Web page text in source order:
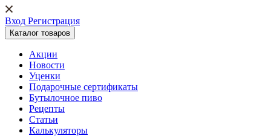
Вход Регистрация
Каталог товаров
Акции
Новости
Уценки
Подарочные сертификаты
Бутылочное пиво
Рецепты
Статьи
Калькуляторы